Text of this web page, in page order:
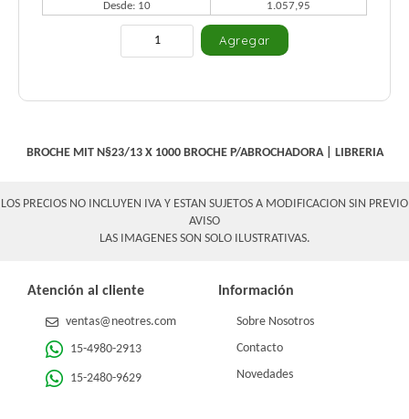
Desde: 10
1.057,95
BROCHE MIT N§23/13 X 1000 BROCHE P/ABROCHADORA| LIBRERIA
LOS PRECIOS NO INCLUYEN IVA Y ESTAN SUJETOS A MODIFICACION SIN PREVIO
AVISO
LAS IMAGENES SON SOLO ILUSTRATIVAS.
Atención al cliente
ventas@neotres.com
15-4980-2913
15-2480-9629
Información
Sobre Nosotros
Contacto
Novedades